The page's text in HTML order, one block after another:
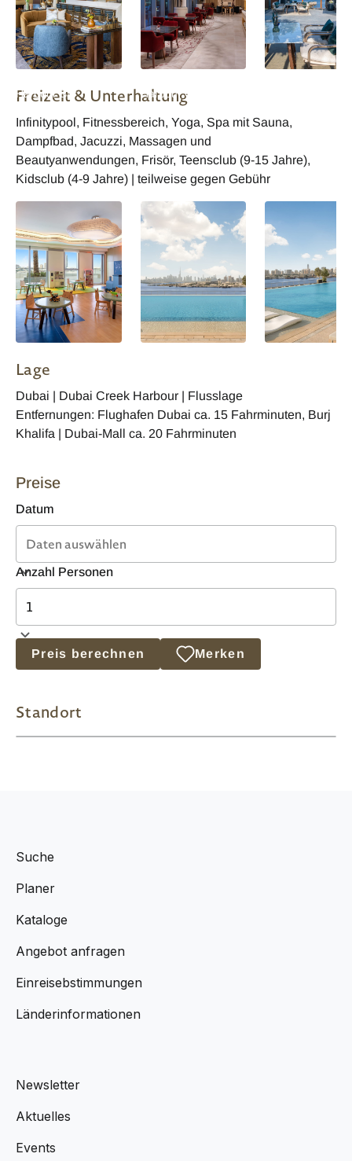
Harbour Bar
Harbour Clublounge
Freizeit & Unterhaltung
Infinitypool, Fitnessbereich, Yoga, Spa mit Sauna,
Dampfbad, Jacuzzi, Massagen und
Beautyanwendungen, Frisör, Teensclub (9-15 Jahre),
Kidsclub (4-9 Jahre) | teilweise gegen Gebühr
Lage
Dubai | Dubai Creek Harbour | Flusslage
Entfernungen: Flughafen Dubai ca. 15 Fahrminuten, Burj
Khalifa | Dubai-Mall ca. 20 Fahrminuten
Preise
Datum
Anzahl Personen
Preis berechnen Merken
Standort
Suche
Planer
Kataloge
Angebot anfragen
Einreisebstimmungen
Länderinformationen
Newsletter
Aktuelles
Events